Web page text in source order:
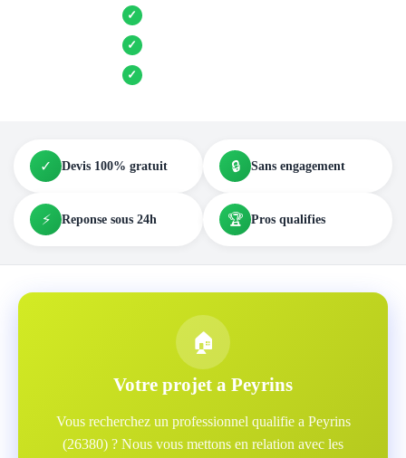
✓ Entreprises locales vérifiées
✓ Pose garantie
✓ Aides et primes incluses
✓ Devis 100% gratuit 🔒 Sans engagement
⚡ Reponse sous 24h 🏆 Pros qualifies
🏠
Votre projet a Peyrins
Vous recherchez un professionnel qualifie a Peyrins
(26380) ? Nous vous mettons en relation avec les